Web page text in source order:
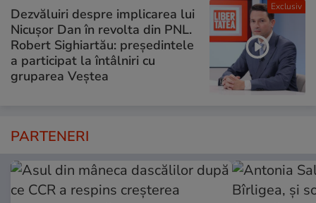
Exclusiv
Dezvăluiri despre implicarea lui
Nicușor Dan în revolta din PNL.
Robert Sighiartău: președintele
a participat la întâlniri cu
gruparea Veștea
PARTENERI